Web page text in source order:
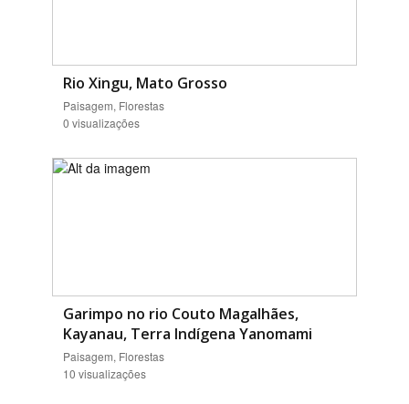
Rio Xingu, Mato Grosso
Paisagem, Florestas
0 visualizações
Garimpo no rio Couto Magalhães,
Kayanau, Terra Indígena Yanomami
Paisagem, Florestas
10 visualizações